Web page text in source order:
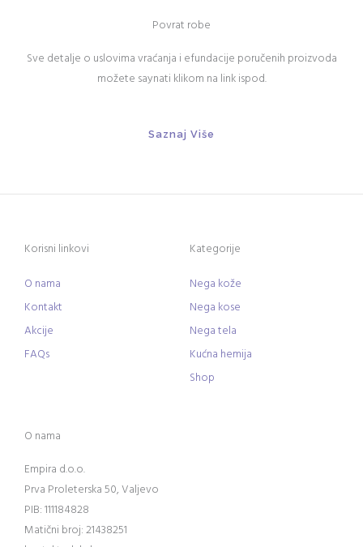
Povrat robe
Sve detalje o uslovima vraćanja i efundacije poručenih proizvoda
možete saynati klikom na link ispod.
Saznaj Više
Korisni linkovi
O nama
Kontakt
Akcije
FAQs
Kategorije
Nega kože
Nega kose
Nega tela
Kućna hemija
Shop
O nama
Empira d.o.o.
Prva Proleterska 50, Valjevo
PIB: 111184828
Matični broj: 21438251